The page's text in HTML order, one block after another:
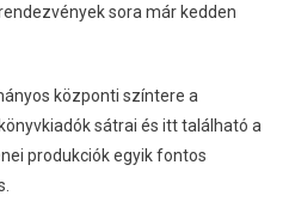
sora már kedden
központi színtere a
sátrai és itt található a
produkciók egyik fontos